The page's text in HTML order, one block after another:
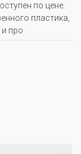
по цене.
пластика,
и про